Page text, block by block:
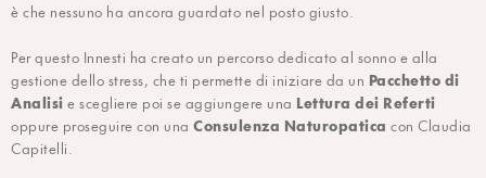
è che nessuno ha ancora guardato nel posto giusto.
Per questo Innesti ha creato un percorso dedicato al sonno e alla
gestione dello stress, che ti permette di iniziare da un Pacchetto di
Analisi e scegliere poi se aggiungere una Lettura dei Referti
oppure proseguire con una Consulenza Naturopatica con Claudia
Capitelli.